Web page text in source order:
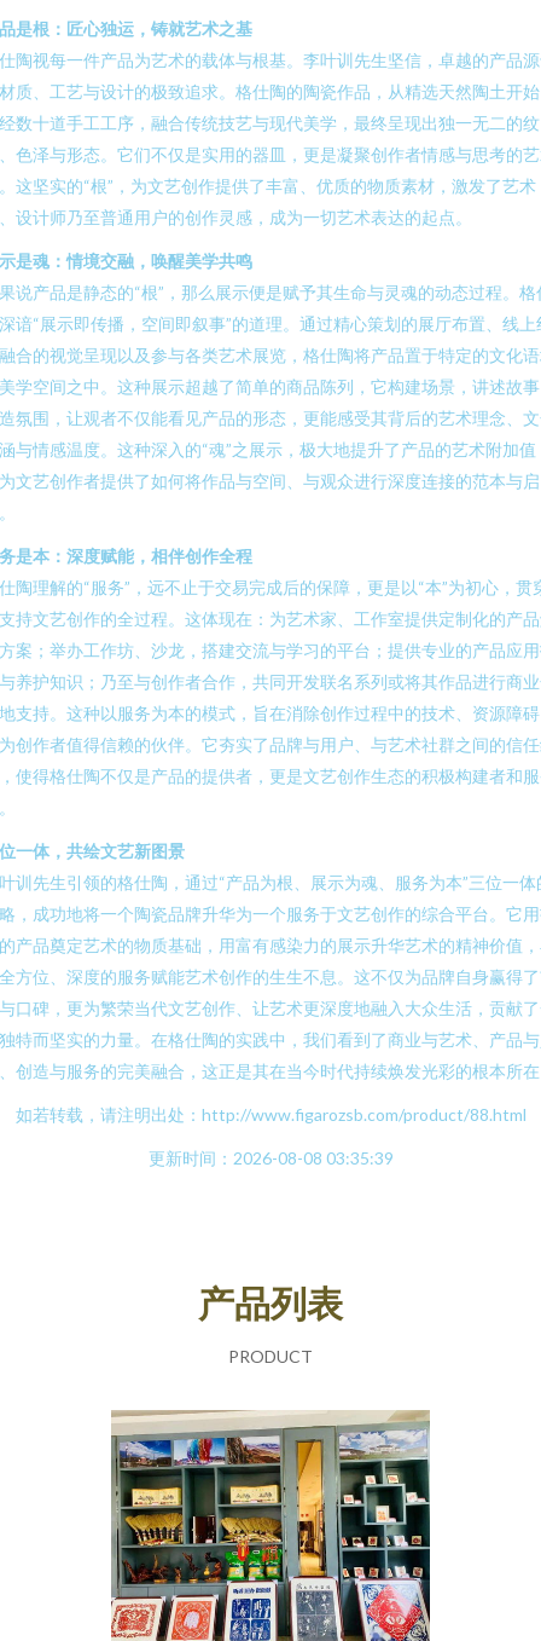
是根：匠心独运，铸就艺术之基
陶视每一件产品为艺术的载体与根基。李叶训先生坚信，卓越的产品
质、工艺与设计的极致追求。格仕陶的陶瓷作品，从精选天然陶土开
数十道手工工序，融合传统技艺与现代美学，最终呈现出独一无二的纹
色泽与形态。它们不仅是实用的器皿，更是凝聚创作者情感与思考的
这坚实的“根”，为文艺创作提供了丰富、优质的物质素材，激发了艺术
设计师乃至普通用户的创作灵感，成为一切艺术表达的起点。
是魂：情境交融，唤醒美学共鸣
说产品是静态的“根”，那么展示便是赋予其生命与灵魂的动态过程。格
谙“展示即传播，空间即叙事”的道理。通过精心策划的展厅布置、线上
合的视觉呈现以及参与各类艺术展览，格仕陶将产品置于特定的文化
学空间之中。这种展示超越了简单的商品陈列，它构建场景，讲述故
氛围，让观者不仅能看见产品的形态，更能感受其背后的艺术理念、
与情感温度。这种深入的“魂”之展示，极大地提升了产品的艺术附加值
文艺创作者提供了如何将作品与空间、与观众进行深度连接的范本与启
是本：深度赋能，相伴创作全程
陶理解的“服务”，远不止于交易完成后的保障，更是以“本”为初心，贯
持文艺创作的全过程。这体现在：为艺术家、工作室提供定制化的产
案；举办工作坊、沙龙，搭建交流与学习的平台；提供专业的产品应
养护知识；乃至与创作者合作，共同开发联名系列或将其作品进行商
支持。这种以服务为本的模式，旨在消除创作过程中的技术、资源障
创作者值得信赖的伙伴。它夯实了品牌与用户、与艺术社群之间的信
使得格仕陶不仅是产品的提供者，更是文艺创作生态的积极构建者和
一体，共绘文艺新图景
训先生引领的格仕陶，通过“产品为根、展示为魂、服务为本”三位一体
，成功地将一个陶瓷品牌升华为一个服务于文艺创作的综合平台。它
产品奠定艺术的物质基础，用富有感染力的展示升华艺术的精神价值
方位、深度的服务赋能艺术创作的生生不息。这不仅为品牌自身赢得
口碑，更为繁荣当代文艺创作、让艺术更深度地融入大众生活，贡献
特而坚实的力量。在格仕陶的实践中，我们看到了商业与艺术、产品
创造与服务的完美融合，这正是其在当今时代持续焕发光彩的根本所
如若转载，请注明出处：http://www.figarozsb.com/product/88.html
更新时间：2026-08-08 03:35:39
产品列表
PRODUCT